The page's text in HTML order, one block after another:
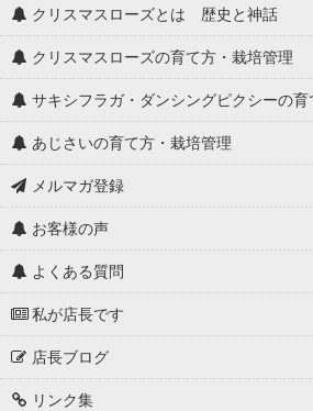
クリスマスローズとは 歴史と神話
クリスマスローズの育て方・栽培管理
サキシフラガ・ダンシングピクシーの
あじさいの育て方・栽培管理
メルマガ登録
お客様の声
よくある質問
私が店長です
店長ブログ
リンク集